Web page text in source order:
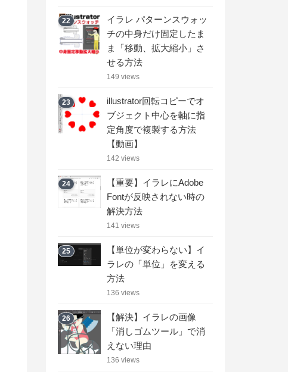
22
イラレ パターンスウォッ
チの中身だけ固定したま
ま「移動、拡大縮小」さ
せる方法
149 views
23
illustrator回転コピーでオ
ブジェクト中心を軸に指
定角度で複製する方法
【動画】
142 views
24
【重要】イラレにAdobe
Fontが反映されない時の
解決方法
141 views
25
【単位が変わらない】イ
ラレの「単位」を変える
方法
136 views
26
【解決】イラレの画像
「消しゴムツール」で消
えない理由
136 views